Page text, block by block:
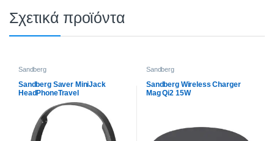
Σχετικά προϊόντα
Sandberg
Sandberg Saver MiniJack
HeadPhoneTravel
Sandberg
Sandberg Wireless Charger
Mag Qi2 15W